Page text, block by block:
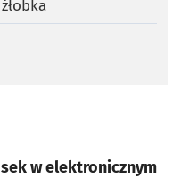
w elektronicznym